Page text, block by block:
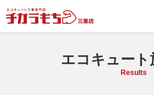
エコキュート
Results